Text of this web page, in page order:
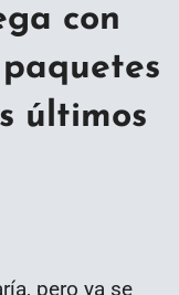
con
últimos
pero ya se